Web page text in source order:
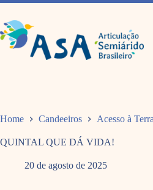
Pular
o
conteúdo
Home Candeeiros Acesso à Terra
QUINTAL QUE DÁ VIDA!
20 de agosto de 2025